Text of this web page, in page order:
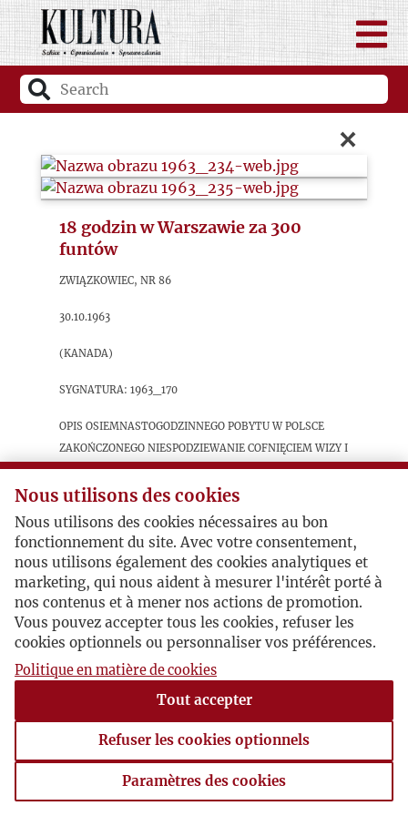
×
18 godzin w Warszawie za 300
funtów
Związkowiec, nr 86
30.10.1963
(Kanada)
sygnatura: 1963_170
Opis osiemnastogodzinnego pobytu w Polsce
zakończonego niespodziewanie cofnięciem wizy i
odtransportowaniem autorki na lotnisko.
Wszystko z powodu wcześniejszego reportażu
ogłoszonego w paryskiej „Kulturze”, z kilkoma
krajowymi dowcipami.
Postacie powiązane
Autor publikacji:Franciszka
Torunczyk
Nous utilisons des cookies
Nous utilisons des cookies nécessaires au bon
fonctionnement du site. Avec votre consentement,
nous utilisons également des cookies analytiques et
marketing, qui nous aident à mesurer l'intérêt porté à
nos contenus et à mener nos actions de promotion.
Vous pouvez accepter tous les cookies, refuser les
cookies optionnels ou personnaliser vos préférences.
Politique en matière de cookies
Tout accepter
Refuser les cookies optionnels
Paramètres des cookies
Paramètres des cookies